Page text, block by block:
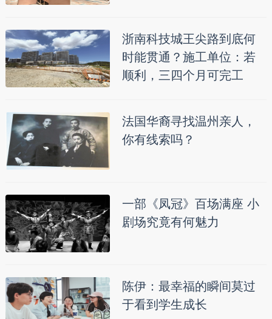
浙南科技城王尖路到底何
时能贯通？施工单位：若
顺利，三四个月可完工
法国华裔寻找温州亲人，
你有线索吗？
一部《凤冠》百场满座 小
剧场究竟有何魅力
陈伊：最幸福的瞬间莫过
于看到学生成长